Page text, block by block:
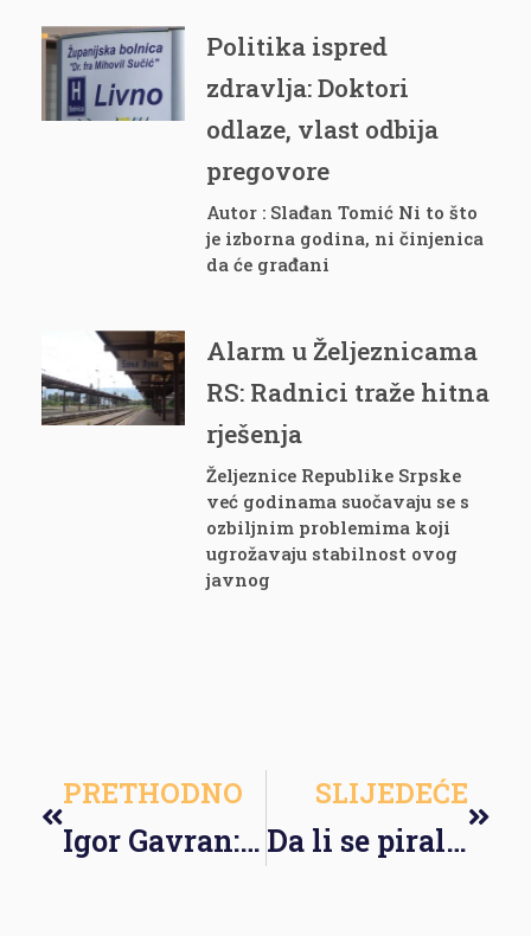
Politika ispred
zdravlja: Doktori
odlaze, vlast odbija
pregovore
Autor : Slađan Tomić Ni to što
je izborna godina, ni činjenica
da će građani
Alarm u Željeznicama
RS: Radnici traže hitna
rješenja
Željeznice Republike Srpske
već godinama suočavaju se s
ozbiljnim problemima koji
ugrožavaju stabilnost ovog
javnog
PRETHODNO
Igor Gavran: U Federaciji BiH postoje sredstva za minimalac od 1000 KM, u Republici Srpskoj ne
SLIJEDEĆE
Da li se piralen nezakonito odlaže?